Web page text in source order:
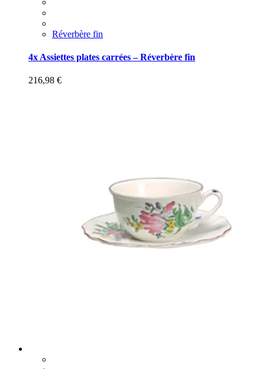
Réverbère fin
4x Assiettes plates carrées – Réverbère fin
216,98 €